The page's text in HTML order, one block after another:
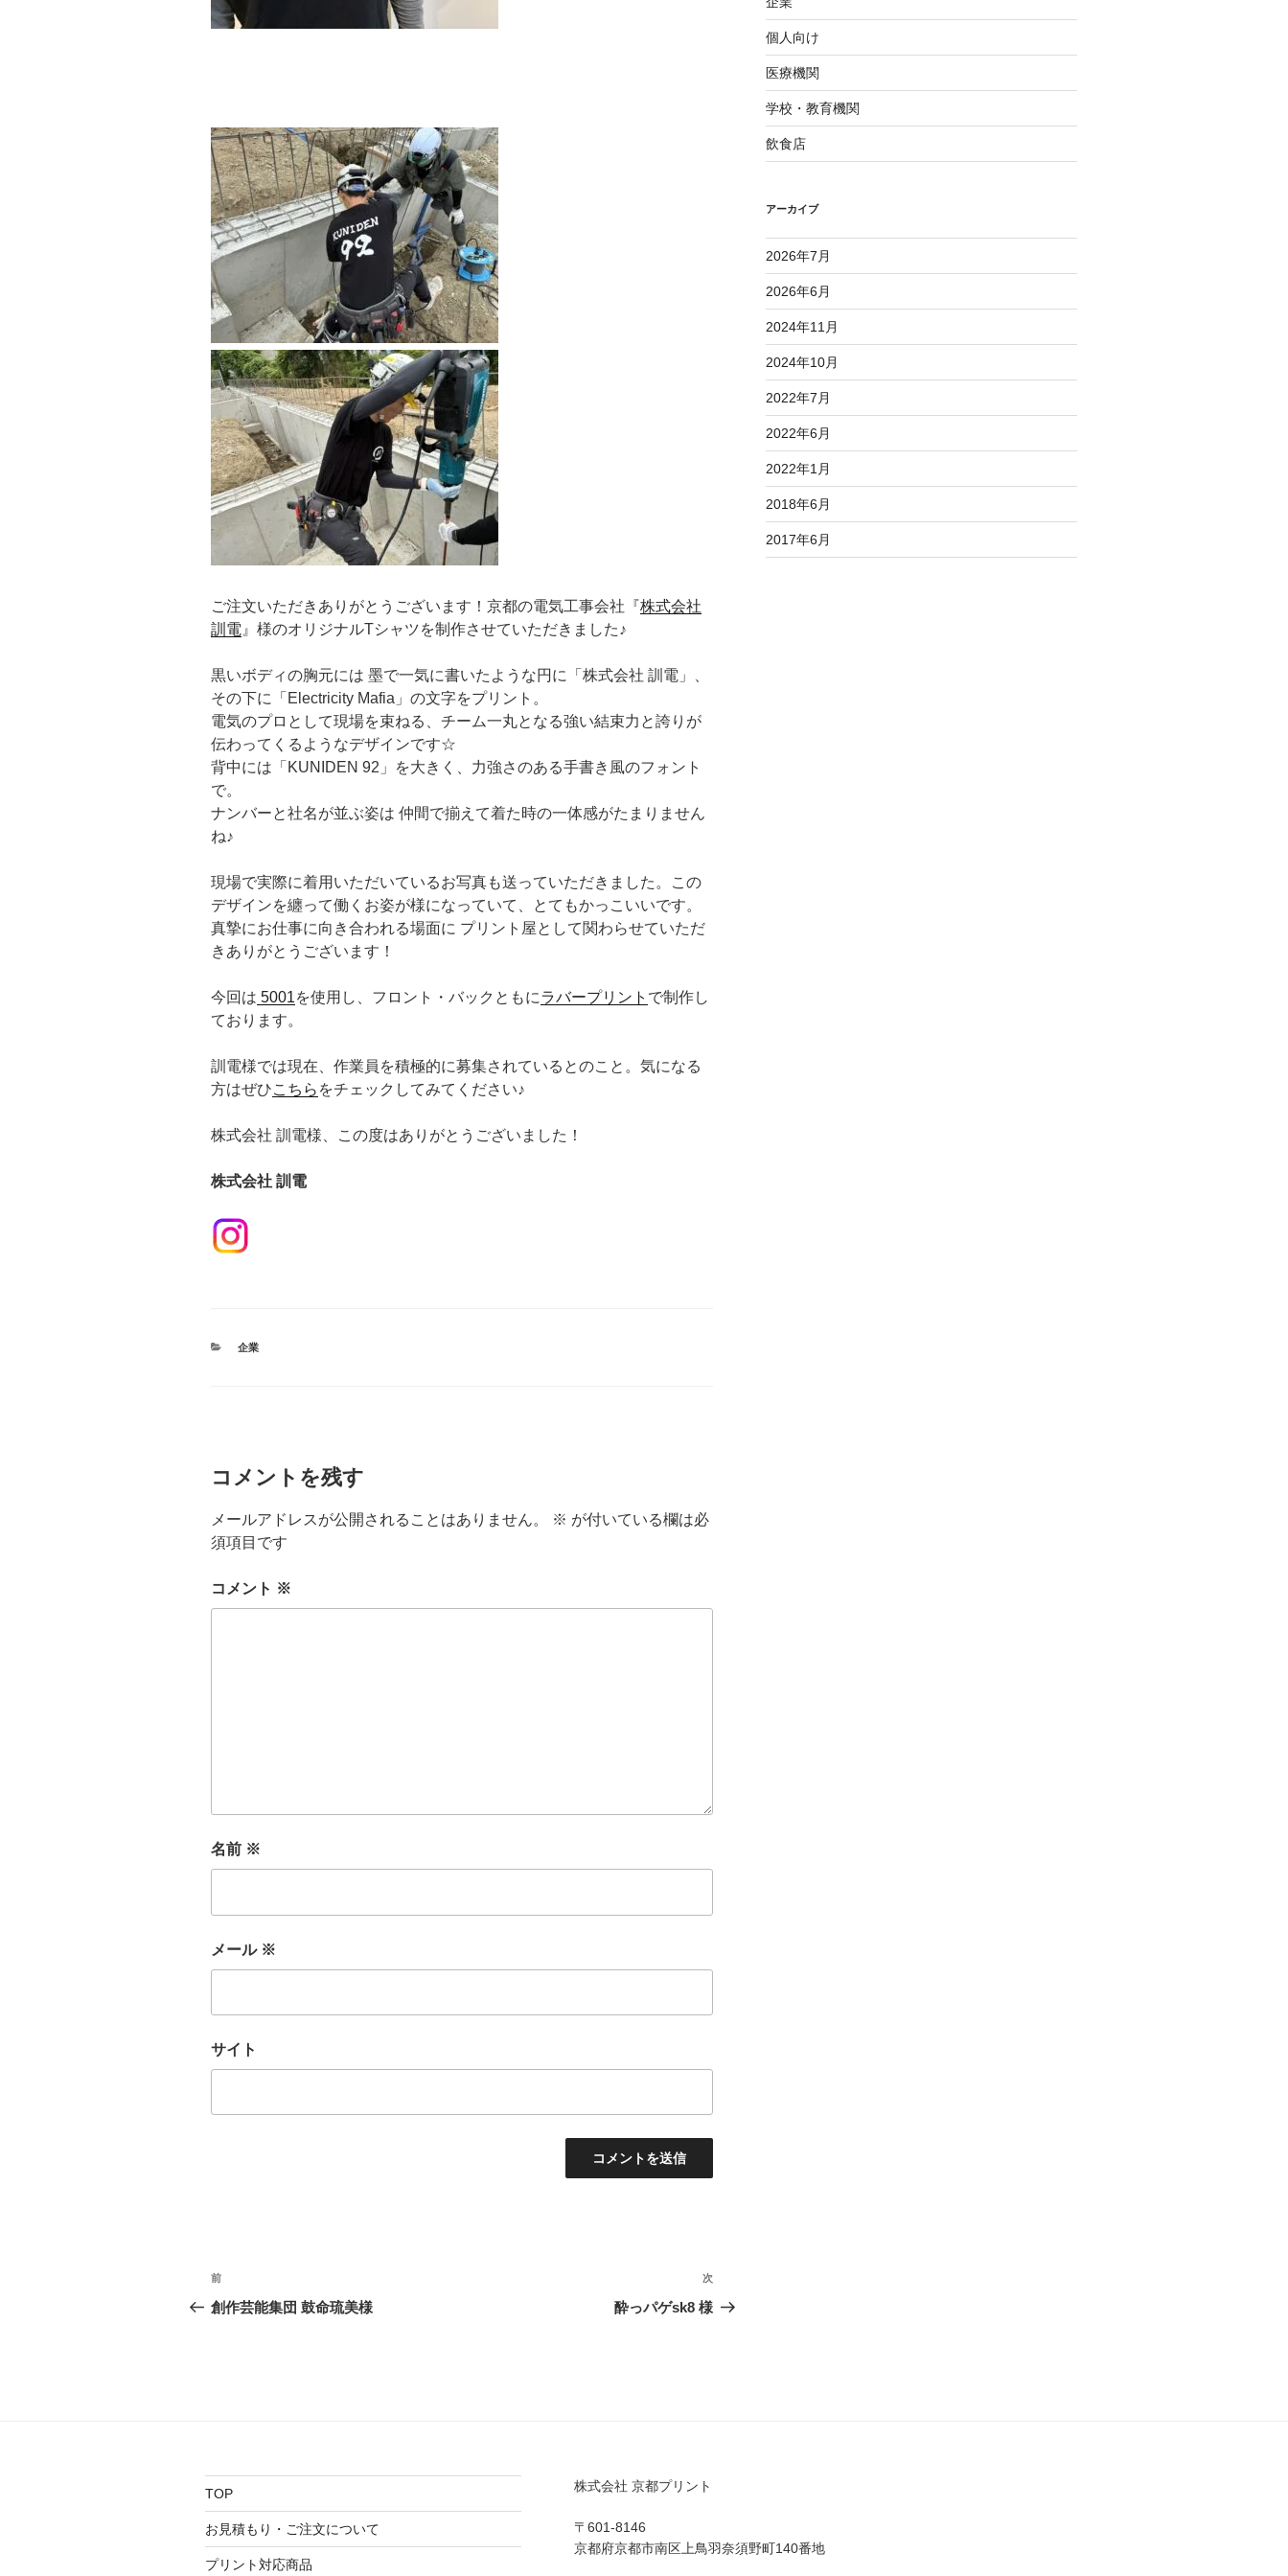
ご注文いただきありがとうございます！京都の電気工事会社『株式会社
訓電 』様のオリジナルTシャツを制作させていただきました♪
黒いボディの胸元には 墨で一気に書いたような円に「株式会社 訓電」、
その下に「Electricity Mafia」の文字をプリント。
電気のプロとして現場を束ねる、チーム一丸となる強い結束力と誇りが
伝わってくるようなデザインです☆
背中には「KUNIDEN 92」を大きく、力強さのある手書き風のフォント
で。
ナンバーと社名が並ぶ姿は 仲間で揃えて着た時の一体感がたまりません
ね♪
現場で実際に着用いただいているお写真も送っていただきました。この
デザインを纏って働くお姿が様になっていて、とてもかっこいいです。
真摯にお仕事に向き合われる場面に プリント屋として関わらせていただ
きありがとうございます！
今回は 5001を使用し、フロント・バックともにラバープリント で制作し
ております。
訓電様では現在、作業員を積極的に募集されているとのこと。気になる
方はぜひこちら をチェックしてみてください♪
株式会社 訓電様、この度はありがとうございました！
株式会社 訓電
カ
企業
コメントを残す
メールアドレスが公開されることはありません。 ※ が付いている欄は必
須項目です
コメント ※
名前 ※
メール ※
サイト
投
稿
シ
ョ
ン
前
の
前
創作芸能集団 鼓命琉美様
次
の
次
酔っパゲsk8 様
個人向け
医療機関
学校・教育機関
飲食店
アーカイブ
2026年7月
2026年6月
2024年11月
2024年10月
2022年7月
2022年6月
2022年1月
2018年6月
2017年6月
TOP
お見積もり・ご注文について
プリント対応商品
株式会社 京都プリント
〒601-8146
京都府京都市南区上鳥羽奈須野町140番地